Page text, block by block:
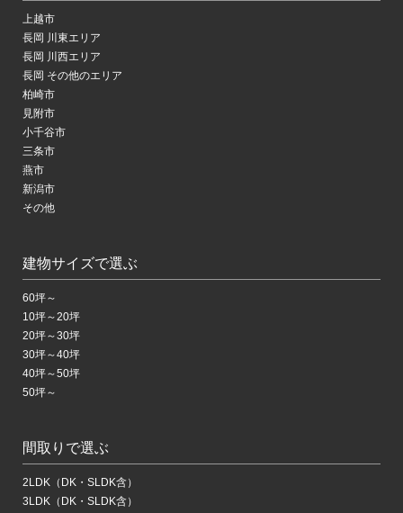
上越市
長岡 川東エリア
長岡 川西エリア
長岡 その他のエリア
柏崎市
見附市
小千谷市
三条市
燕市
新潟市
その他
建物サイズで選ぶ
60坪～
10坪～20坪
20坪～30坪
30坪～40坪
40坪～50坪
50坪～
間取りで選ぶ
2LDK（DK・SLDK含）
3LDK（DK・SLDK含）